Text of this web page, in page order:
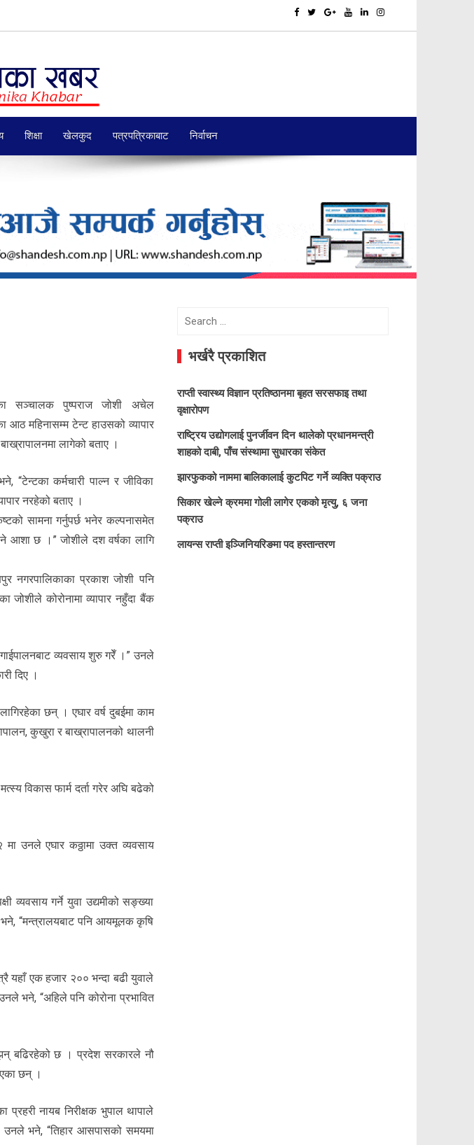
शिक्षा खेलकुद पत्रपत्रिकाबाट निर्वाचन
सञ्चालक पुष्पराज जोशी अचेल
आठ महिनासम्म टेन्ट हाउसको व्यापार
लागेको बताए ।
“टेन्टका कर्मचारी पाल्न र जीविका
नरहेको बताए ।
सामना गर्नुपर्छ भनेर कल्पनासमेत
आशा छ ।” जोशीले दश वर्षका लागि
नगरपालिकाका प्रकाश जोशी पनि
कोरोनामा व्यापार नहुँदा बैंक
व्यवसाय शुरु गरेँ ।” उनले
दिए ।
छन् । एघार वर्ष दुबईमा काम
कुखुरा र बाख्रापालनको थालनी
विकास फार्म दर्ता गरेर अघि बढेको
उनले एघार कठ्ठामा उक्त व्यवसाय
व्यवसाय गर्ने युवा उद्यमीको सङ्ख्या
भने, “मन्त्रालयबाट पनि आयमूलक कृषि
यहाँ एक हजार २०० भन्दा बढी युवाले
भने, “अहिले पनि कोरोना प्रभावित
झन् बढिरहेको छ । प्रदेश सरकारले नौ
छन् ।
नायब निरीक्षक भुपाल थापाले
उनले भने, “तिहार आसपासको समयमा
Search
भर्खरै प्रकाशित
राप्ती स्वास्थ्य विज्ञान प्रतिष्ठानमा बृहत सरसफाइ तथा
वृक्षारोपण
राष्ट्रिय उद्योगलाई पुनर्जीवन दिन थालेको प्रधानमन्त्री
शाहको दाबी, पाँच संस्थामा सुधारका संकेत
झारफुकको नाममा बालिकालाई कुटपिट गर्ने व्यक्ति पक्राउ
सिकार खेल्ने क्रममा गोली लागेर एकको मृत्यु, ६ जना
पक्राउ
लायन्स राप्ती इञ्जिनियरिङमा पद हस्तान्तरण